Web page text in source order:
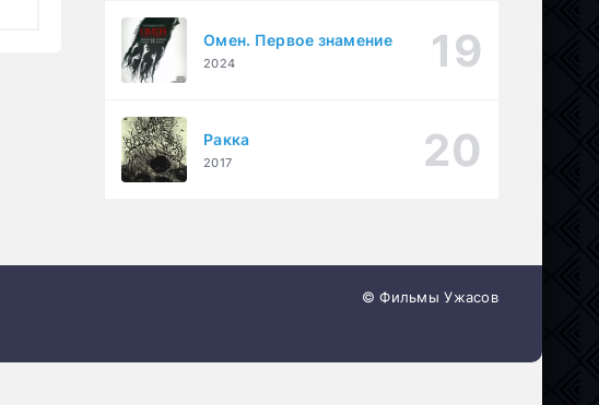
Омен. Первое знамение
2024
Ракка
2017
© Фильмы Ужасов